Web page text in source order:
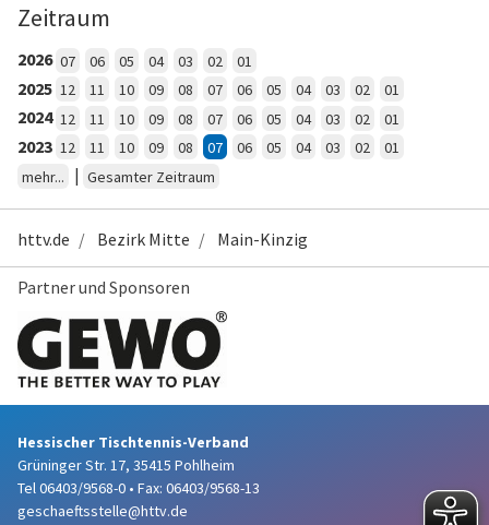
Zeitraum
2026 07 06 05 04 03 02 01
2025 12 11 10 09 08 07 06 05 04 03 02 01
2024 12 11 10 09 08 07 06 05 04 03 02 01
2023 12 11 10 09 08 07 06 05 04 03 02
01
mehr...
| Gesamter Zeitraum
httv.de Bezirk Mitte Main-Kinzig
Partner und Sponsoren
Hessischer Tischtennis-Verband
Grüninger Str. 17, 35415 Pohlheim
Tel 06403/9568-0 • Fax: 06403/9568-13
geschaeftsstelle@httv.de